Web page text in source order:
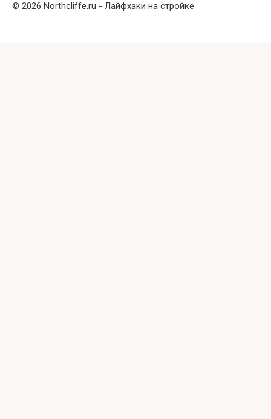
© 2026 Northcliffe.ru - Лайфхаки на стройке